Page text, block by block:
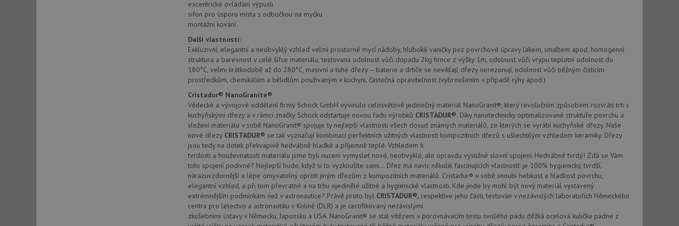
excentrické ovládání výpusti
sifon pro úsporu místa s odbočkou na myčku
montážní kování
Další vlastnosti:
Exkluzivní, elegantní a neobvyklý vzhled velmi prostorné mycí nádoby, hluboké vaničky pez povrchové úpravy lakem, smaltem apod. homogenní
struktura a barevnost v celé šířce materiálu, testovaná odolnost vůči dopadu 2kg hrnce z výšky 1m, odolnost vůči vrypu teplotní odolnost do
180°C, velmi krátkodobě až do 280°C, masivní a tuhé dřezy – baterie a drtiče se neviklají, dřezy nerezonují, odolnost vůči běžným čistícím
prostředkům, chemikáliím a bělidlům používaným v kuchyni, částečná opravitelnost (vybroušením v případě rýhy apod.)
Cristadur® NanoGranite®
Vědecké a vývojové oddělení firmy Schock GmbH vyvinulo celosvětově jedinečný materiál NanoGranit®, který revolučním způsobem rozvrátí trh s
kuchyňskými dřezy a v rámci značky Schock odstartuje novou řadu výrobků CRISTADUR®. Díky nanotechnicky optimalizované struktuře povrchu a
složení materiálu v sobě NanoGranit® spojuje ty nejlepší vlastnosti všech dosud známých materiálů, ze kterých se vyrábí kuchyňské dřezy. Naše
nové dřezy CRISTADUR® se tak vyznačují kombinací perfektních užitných vlastností kompozitních dřezů s ušlechtilým vzhledem keramiky. Dřezy
jsou tedy na dotek překvapivě hedvábně hladké a příjemně teplé. Vzhledem k
tvrdosti a houževnatosti materiálu jsme byli nuceni vymyslet nové, neobvyklé, ale opravdu výstižné slovní spojení: Hedvábně tvrdý! Zdá se Vám
toto spojení podivné? Nejlepší bude, když si to vyzkoušíte sami… Dřez má navíc několik fascinujících vlastností: je 100% hygienický, tvrdší,
nárazuvzdornější a lépe omyvatelný oproti jiným dřezům z kompozitních materiálů. Cristadur® v sobě snoubí hebkost a hladkost povrchu,
elegantní vzhled, a při tom převratné a na trhu ojedinělé užitné a hygienické vlastnosti. Kde jinde by mohl být nový materiál vystavený
extrémnějším podmínkám než v astronautice? Právě proto byl CRISTADUR®, respektive jeho části, testován v nezávislých laboratořích Německého
centra pro letectvo a astronautiku v Kolíně (DLR) a je certifikovaný nezávislými
zkušebními ústavy v Německu, Japonsku a USA. NanoGranit® se stal vítězem v porovnávacím testu svislého pádu (těžká ocelová kulička padne z
.schock-
drezy.cz
4 týdny 2
dny
Toto je velmi běžný název souboru cookie, ale pokud je
nalezen jako soubor cookie relace, bude pravděpodobně
použit jako pro správu stavu relace.
.doubleclick.net
návštěvníka webu podporuje soubory cookie.
Google LLC
.youtube.com
Zavřením
prohlížeče
Tento soubor cookie nastavuje YouTube ke sledování
zobrazení vložených videí.
_gcl_au
Google LLC
.schock-
drezy.cz
3 měsíce
Tento soubor cookie nastavuje společnost Doubleclick a
provádí informace o tom, jak koncový uživatel používá
webové stránky a jakoukoli reklamu, kterou koncový uživatel
mohl vidět před návštěvou uvedeného webu.
__Secure-ROLLOUT_TOKEN
.youtube.com
6 měsíců
VISITOR_INFO1_LIVE
Google LLC
.youtube.com
6 měsíců
Tento soubor cookie nastavuje Youtube ke sledování
uživatelských předvoleb pro videa Youtube vložená do
webů; může také určit, zda návštěvník webu používá novou
nebo starou verzi rozhraní Youtube.